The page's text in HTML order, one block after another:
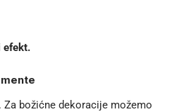
efekt.
božićne dekoracije možemo